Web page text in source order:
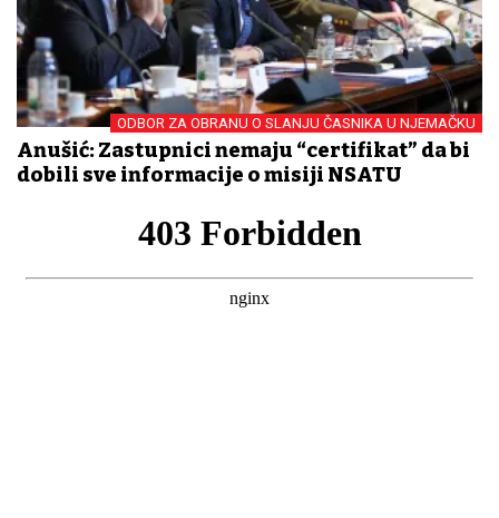
ODBOR ZA OBRANU O SLANJU ČASNIKA U NJEMAČKU
Anušić: Zastupnici nemaju “certifikat” da bi
dobili sve informacije o misiji NSATU